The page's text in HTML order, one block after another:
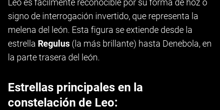
Leo es fácilmente reconocible por su forma de hoz o
signo de interrogación invertido, que representa la
melena del león. Esta figura se extiende desde la
estrella Regulus (la más brillante) hasta Denebola, en
la parte trasera del león.
Estrellas principales en la
constelación de Leo: